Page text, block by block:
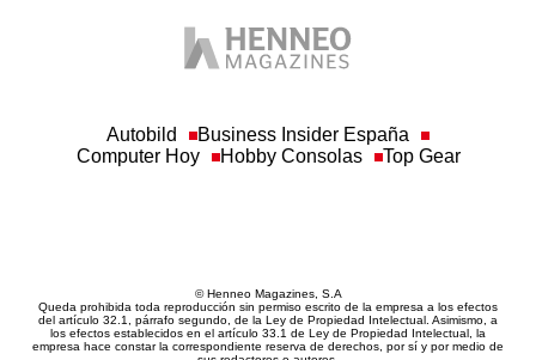
Autobild
Business Insider España
Computer Hoy
Hobby Consolas Top Gear
© Henneo Magazines, S.A
Queda prohibida toda reproducción sin permiso escrito de la empresa a los efectos
del artículo 32.1, párrafo segundo, de la Ley de Propiedad Intelectual. Asimismo, a
los efectos establecidos en el artículo 33.1 de Ley de Propiedad Intelectual, la
empresa hace constar la correspondiente reserva de derechos, por sí y por medio de